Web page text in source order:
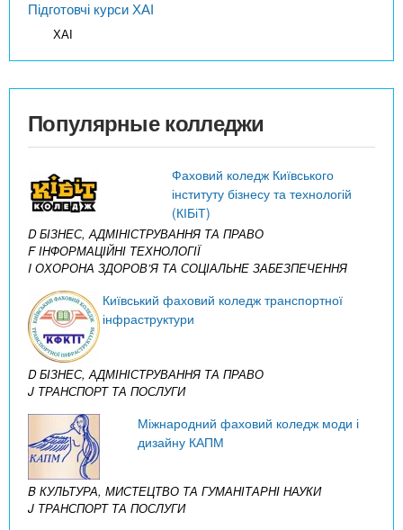
Підготовчі курси ХАІ
ХАІ
Популярные колледжи
Фаховий коледж Київського
інституту бізнесу та технологій
(КІБіТ)
D БІЗНЕС, АДМІНІСТРУВАННЯ ТА ПРАВО
F ІНФОРМАЦІЙНІ ТЕХНОЛОГІЇ
I ОХОРОНА ЗДОРОВ’Я ТА СОЦІАЛЬНЕ ЗАБЕЗПЕЧЕННЯ
Київський фаховий коледж транспортної
інфраструктури
D БІЗНЕС, АДМІНІСТРУВАННЯ ТА ПРАВО
J ТРАНСПОРТ ТА ПОСЛУГИ
Міжнародний фаховий коледж моди і
дизайну КАПМ
B КУЛЬТУРА, МИСТЕЦТВО ТА ГУМАНІТАРНІ НАУКИ
J ТРАНСПОРТ ТА ПОСЛУГИ